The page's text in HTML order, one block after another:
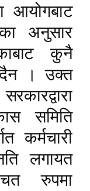
अनुसार
कुनै
। उक्त
समिति
कर्मचारी
लगायत
रुपमा